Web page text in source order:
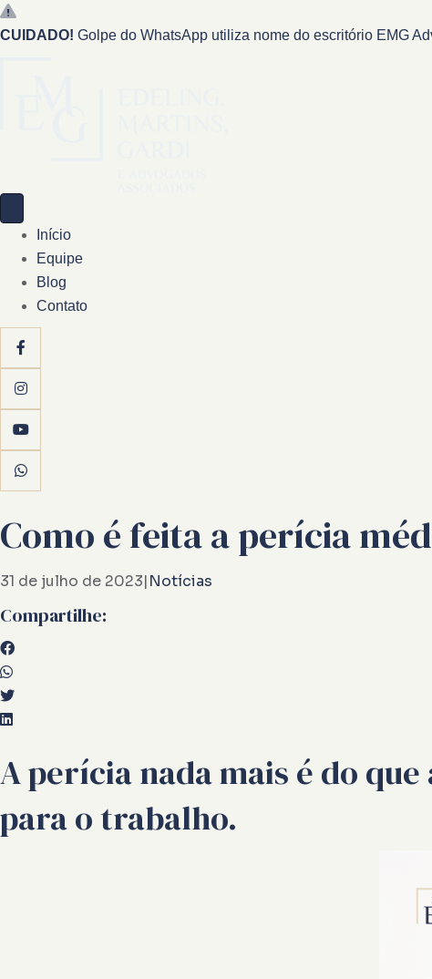
CUIDADO! Golpe do WhatsApp utiliza nome do escritório EMG
Início
Equipe
Blog
Contato
Como é feita a perícia
31 de julho de 2023|Notícias
Compartilhe:
A perícia nada mais é do
para o trabalho.